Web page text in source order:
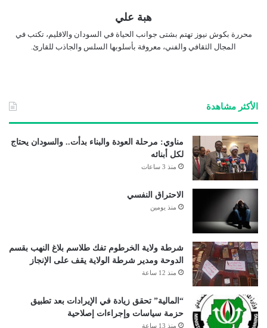
هبة علي
محررة بكوش نيوز تهتم بشتى جوانب الحياة في السودان والاقليم، تكتب في
المجال الثقافي والفني، معروفة بأسلوبها السلس والجاذب للقارئ.
الأكثر مشاهدة
مناوي: مرحلة العودة والبناء بدأت.. والسودان يحتاج
لكل أبنائه
منذ 3 ساعات
الاحتراق النفسي
منذ يومين
شرطة ولاية الخرطوم تفك طلاسم بلاغ النهب بقسم
الدوحة ومدير شرطة الولاية يقف على الإنجاز
منذ 12 ساعة
“المالية” تحقق زيادة في الإيرادات بعد تطبيق
حزمة سياسات وإجراءات إصلاحية
منذ 13 ساعة